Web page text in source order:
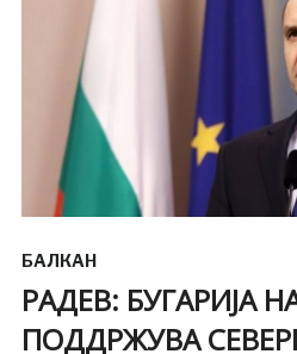
БАЛКАН
РАДЕВ: БУГАРИЈА
ПОДДРЖУВА